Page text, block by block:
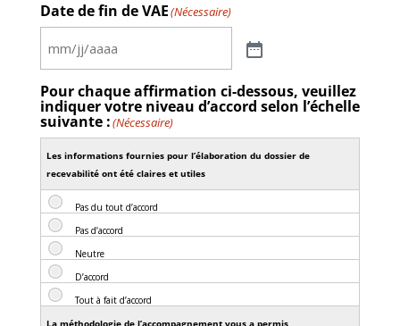
Date de fin de VAE(Nécessaire)
Pour chaque affirmation ci-dessous, veuillez
indiquer votre niveau d’accord selon l’échelle
suivante :(Nécessaire)
Les informations fournies pour l’élaboration du dossier de
recevabilité ont été claires et utiles
La méthodologie de l’accompagnement vous a permis